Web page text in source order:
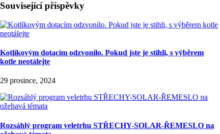
Související příspěvky
Kotlíkovým dotacím odzvonilo. Pokud jste je stihli, s výběrem
kotle neotálejte
29 prosince, 2024
Rozsáhlý program veletrhu STŘECHY-SOLAR-ŘEMESLO na